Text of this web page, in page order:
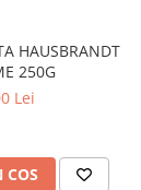
HAUSBRANDT
250G
Lei